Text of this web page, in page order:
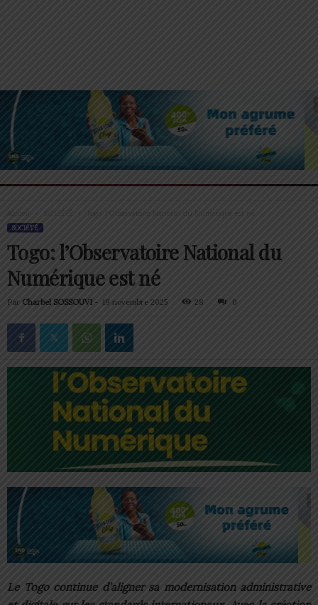
Accueil Togo: l’Observatoire National du Numérique est né
SOCIÉTÉ
Togo: l’Observatoire National du
Numérique est né
Par Charbel SOSSOUVI - 19 novembre 2025 28 0
Le Togo continue d’aligner sa modernisation administrative